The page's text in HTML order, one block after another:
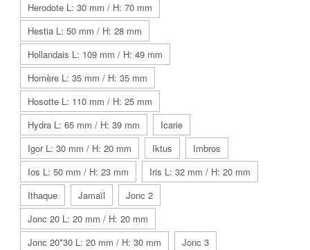
Herodote L: 30 mm / H: 70 mm
Hestia L: 50 mm / H: 28 mm
Hollandais L: 109 mm / H: 49 mm
Homère L: 35 mm / H: 35 mm
Hosotte L: 110 mm / H: 25 mm
Hydra L: 65 mm / H: 39 mm
Icarie
Igor L: 30 mm / H: 20 mm
Iktus
Imbros
Ios L: 50 mm / H: 23 mm
Iris L: 32 mm / H: 20 mm
Ithaque
Jamaïl
Jonc 2
Jonc 20 L: 20 mm / H: 20 mm
Jonc 20*30 L: 20 mm / H: 30 mm
Jonc 3